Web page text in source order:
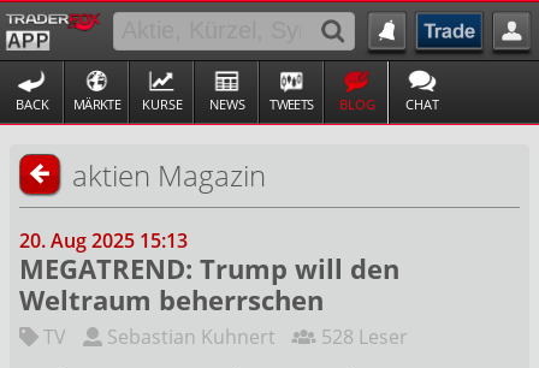
BACK MÄRKTE KURSE NEWS TWEETS BLOG CHAT
aktien Magazin
20. Aug 2025 15:13
MEGATREND: Trump will den
Weltraum beherrschen
TV Sebastian Kuhnert
528 Leser